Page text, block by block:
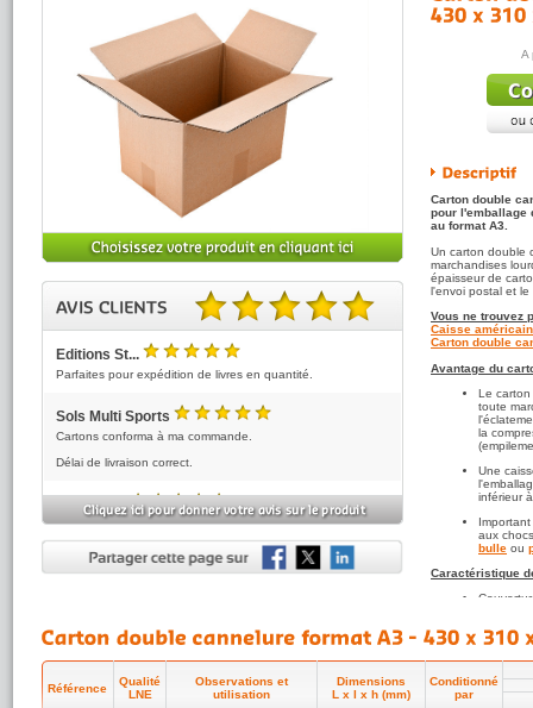
5.00 sur 5 basé sur 3 note(s).
Editions St...
5 /5
Parfaites pour expédition de livres en quantité.
Sols Multi Sports
5
Cartons conforma à ma commande.
Délai de livraison correct.
Villeneuve
5/5
Simple et efficace
A
Carton double
pour l'emballage
au format A3.
Un carton double
marchandises
épaisseur de
l'envoi postal et le
Vous ne trouvez
Caisse
Carton double
Avantage du
Le
toute
la
Une
inférieur
aux
bulle ou
Caractéristique
Toutes
Qualité
Référence
Qualité
LNE
Observations et
utilisation
Dimensions
L x l x h (mm)
Conditionné
par